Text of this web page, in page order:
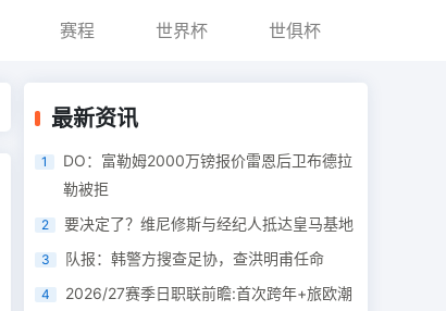
赛程 世界杯 世俱杯
最新资讯
1
DO：富勒姆2000万镑报价雷恩后卫布德拉
勒被拒
2 要决定了？维尼修斯与经纪人抵达皇马基地
3 队报：韩警方搜查足协，查洪明甫任命
4
2026/27赛季日职联前瞻:首次跨年+旅欧潮